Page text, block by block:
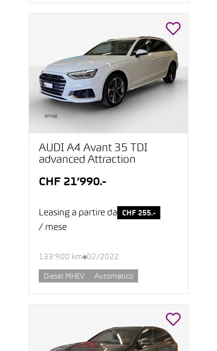
AUDI A4 Avant 35 TDI
advanced Attraction
CHF 21’990.-
Leasing a partire da CHF 255.-
/ mese
133’900 km 02/2022
Diesel MHEV Automatico